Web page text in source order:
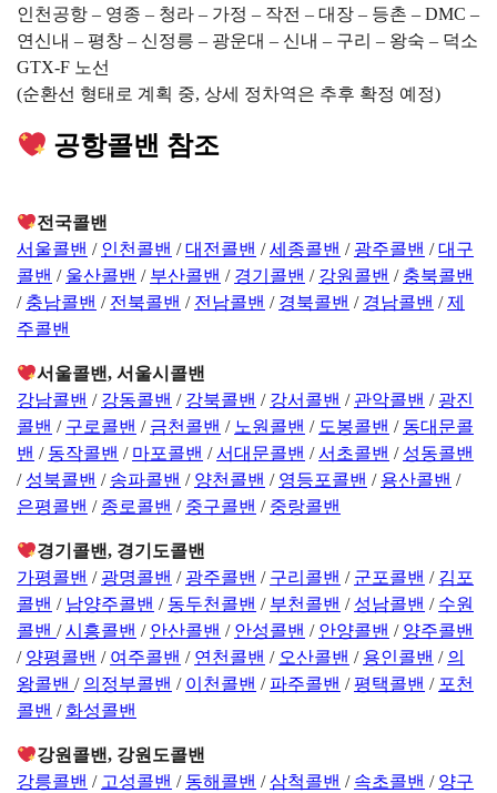
인천공항 – 영종 – 청라 – 가정 – 작전 – 대장 – 등촌 – DMC –
연신내 – 평창 – 신정릉 – 광운대 – 신내 – 구리 – 왕숙 – 덕소
GTX-F 노선
(순환선 형태로 계획 중, 상세 정차역은 추후 확정 예정)
공항콜밴 참조
전국콜밴
서울콜밴 / 인천콜밴 /대전콜밴 /세종콜밴 / 광주콜밴 /대구
콜밴 / 울산콜밴 / 부산콜밴 / 경기콜밴 / 강원콜밴 / 충북콜밴
/ 충남콜밴 / 전북콜밴 / 전남콜밴 / 경북콜밴 / 경남콜밴 /제
주콜밴
서울콜밴, 서울시콜밴
강남콜밴 / 강동콜밴 / 강북콜밴 / 강서콜밴 / 관악콜밴 / 광진
콜밴 / 구로콜밴 / 금천콜밴 / 노원콜밴 / 도봉콜밴 / 동대문콜
밴 / 동작콜밴 / 마포콜밴 /서대문콜밴 /서초콜밴 / 성동콜밴
/ 성북콜밴 / 송파콜밴 / 양천콜밴 / 영등포콜밴 / 용산콜밴 /
은평콜밴 / 종로콜밴 / 중구콜밴 / 중랑콜밴
경기콜밴, 경기도콜밴
가평콜밴 / 광명콜밴 / 광주콜밴 / 구리콜밴 / 군포콜밴 / 김포
콜밴 / 남양주콜밴 / 동두천콜밴 / 부천콜밴 / 성남콜밴 / 수원
콜밴/시흥콜밴 / 안산콜밴 / 안성콜밴 / 안양콜밴 / 양주콜밴
/ 양평콜밴 / 여주콜밴 / 연천콜밴 / 오산콜밴 / 용인콜밴 / 의
왕콜밴/ 의정부콜밴 / 이천콜밴 / 파주콜밴 /평택콜밴 / 포천
콜밴 / 화성콜밴
강원콜밴, 강원도콜밴
강릉콜밴 / 고성콜밴 / 동해콜밴 /삼척콜밴 / 속초콜밴 / 양구